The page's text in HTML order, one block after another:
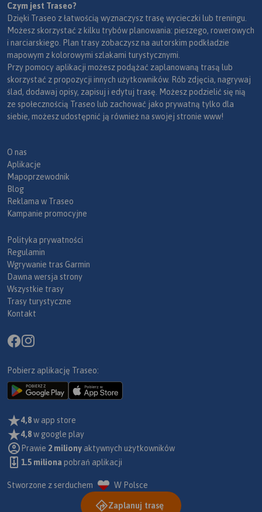
Czym jest Traseo?
Dzięki Traseo z łatwością wyznaczysz trasę wycieczki lub treningu.
Możesz skorzystać z kilku trybów planowania: pieszego, rowerowych
i narciarskiego. Plan trasy zobaczysz na autorskim podkładzie
mapowym z kolorowymi szlakami turystycznymi.
Przy pomocy aplikacji możesz podążać zaplanowaną trasą lub
skorzystać z propozycji innych użytkowników. Rób zdjęcia, nagrywaj
ślad, dodawaj opisy, zapisuj i edytuj trasę. Możesz podzielić się nią
ze społecznością Traseo lub zachować jako prywatną tylko dla
siebie, możesz udostępnić ją również na swojej stronie www!
O nas
Aplikacje
Mapoprzewodnik
Blog
Reklama w Traseo
Kampanie promocyjne
Polityka prywatności
Regulamin
Wgrywanie tras Garmin
Dawna wersja strony
Wszystkie trasy
Trasy turystyczne
Kontakt
Pobierz aplikację Traseo:
4,8w app store
4,8w google play
Prawie 2 miliony aktywnych użytkowników
1.5 miliona pobrań aplikacji
Stworzone z serduchem W Polsce
Zaplanuj trasę